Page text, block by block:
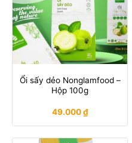
Ổi sấy dẻo Nonglamfood –
Hộp 100g
49.000₫